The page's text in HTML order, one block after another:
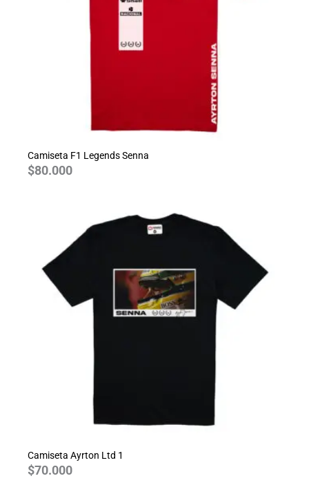
Camiseta F1 Legends Senna
$80.000
Camiseta Ayrton Ltd 1
$70.000